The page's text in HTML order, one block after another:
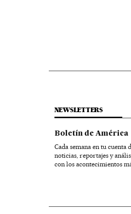
NEWSLETTERS
Boletín de América
Cada semana en tu cuenta
noticias, reportajes y
con los acontecimientos